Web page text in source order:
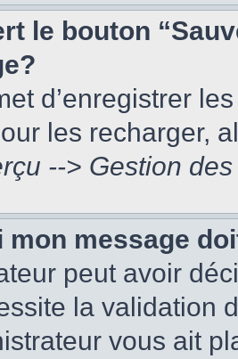
le bouton
d’enregistrer
les recharger,
--> Gestion
mon message
peut avoir
la validation
vous ait